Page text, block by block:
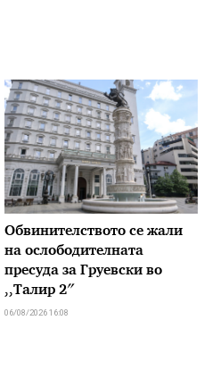
Обвинителството се жали
на ослободителната
пресуда за Груевски во
,,Талир 2″
06/08/2026 16:08